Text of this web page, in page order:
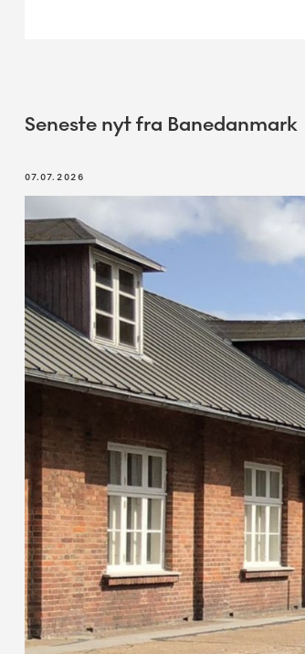
Seneste nyt fra Banedanmark
07.07.2026